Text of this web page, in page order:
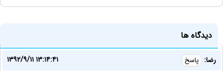
دیدگاه ها
رضا: پاسخ
۱۳۹۲/۹/۱۱ ۱۳:۱۴:۴۱